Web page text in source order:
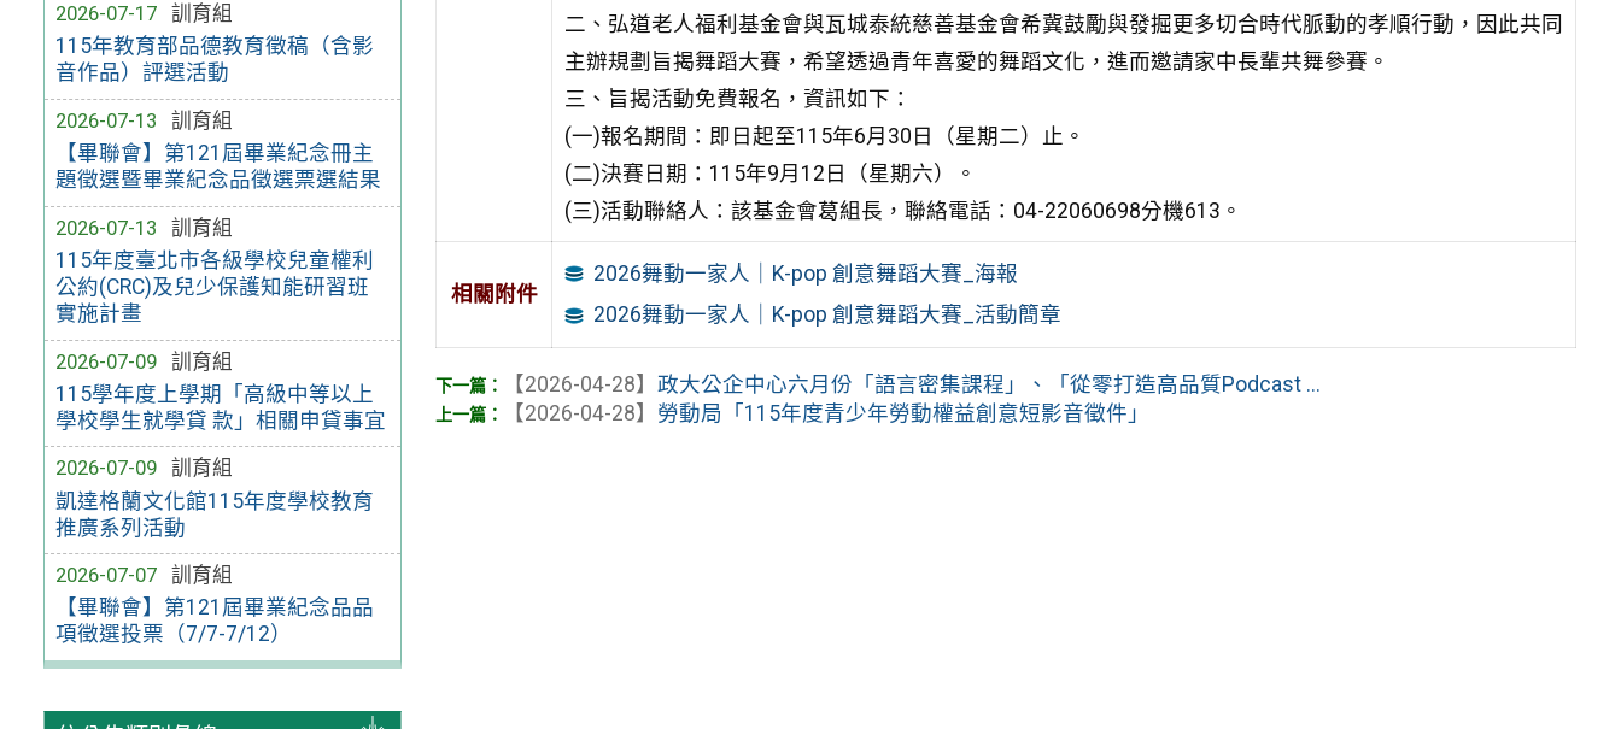
2026-07-17
訓育組
115年教育部品德教育徵稿（含影
音作品）評選活動
2026-07-13
訓育組
【畢聯會】第121屆畢業紀念冊主
題徵選暨畢業紀念品徵選票選結果
2026-07-13
訓育組
115年度臺北市各級學校兒童權利
公約(CRC)及兒少保護知能研習班
實施計畫
2026-07-09
訓育組
115學年度上學期「高級中等以上
學校學生就學貸 款」相關申貸事宜
2026-07-09
訓育組
凱達格蘭文化館115年度學校教育
推廣系列活動
2026-07-07
訓育組
【畢聯會】第121屆畢業紀念品品
項徵選投票（7/7-7/12）
二、弘道老人福利基金會與瓦城泰統慈善基金會希冀鼓勵與發掘更多切合時代脈動的孝順行動，因此共同
主辦規劃旨揭舞蹈大賽，希望透過青年喜愛的舞蹈文化，進而邀請家中長輩共舞參賽。
三、旨揭活動免費報名，資訊如下：
(一)報名期間：即日起至115年6月30日（星期二）止。
(二)決賽日期：115年9月12日（星期六）。
(三)活動聯絡人：該基金會葛組長，聯絡電話：04-22060698分機613。
相關附件
2026舞動一家人｜K-pop 創意舞蹈大賽_海報
2026舞動一家人｜K-pop 創意舞蹈大賽_活動簡章
【2026-04-28】政大公企中心六月份「語言密集課程」、「從零打造高品質Podcast ...
【2026-04-28】 勞動局「115年度青少年勞動權益創意短影音徵件」